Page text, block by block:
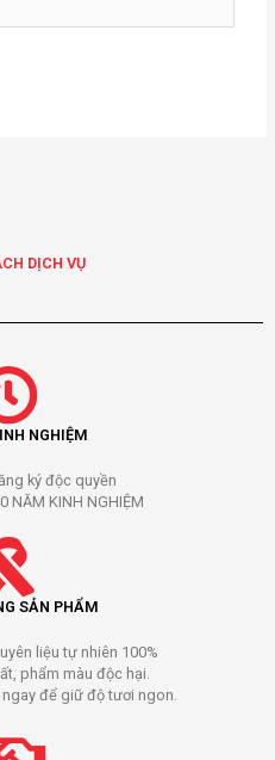
DỊCH VỤ
NGHIỆM
ký độc quyền
NĂM KINH NGHIỆM
SẢN PHẨM
liệu tự nhiên 100%
phẩm màu độc hại.
để giữ độ tươi ngon.